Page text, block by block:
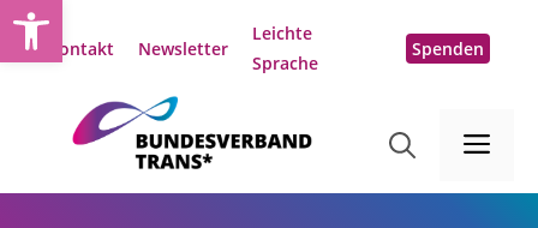
Zum
Inhalt
Kontakt Newsletter
Leichte
Sprache
Spenden